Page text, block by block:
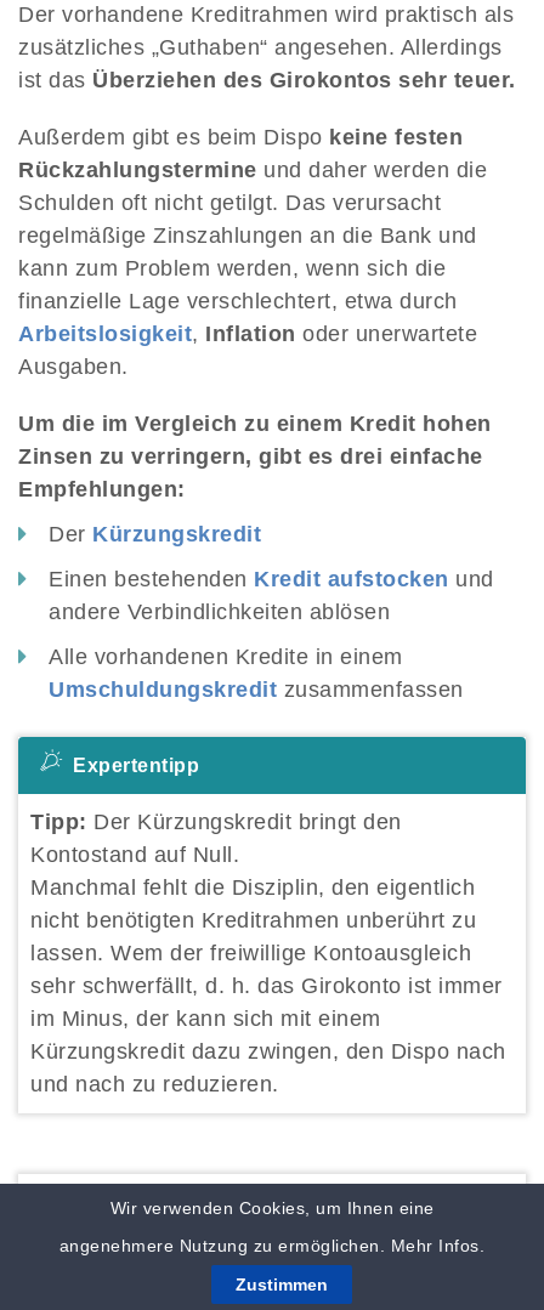
Der vorhandene Kreditrahmen wird praktisch als
zusätzliches „Guthaben“ angesehen. Allerdings
ist das Überziehen des Girokontos sehr teuer.
Außerdem gibt es beim Dispo keine festen
Rückzahlungstermine und daher werden die
Schulden oft nicht getilgt. Das verursacht
regelmäßige Zinszahlungen an die Bank und
kann zum Problem werden, wenn sich die
finanzielle Lage verschlechtert, etwa durch
Arbeitslosigkeit, Inflation oder unerwartete
Ausgaben.
Um die im Vergleich zu einem Kredit hohen
Zinsen zu verringern, gibt es drei einfache
Empfehlungen:
Der Kürzungskredit
Einen bestehenden Kredit aufstocken und
andere Verbindlichkeiten ablösen
Alle vorhandenen Kredite in einem
Umschuldungskredit zusammenfassen
Expertentipp
Tipp: Der Kürzungskredit bringt den
Kontostand auf Null.
Manchmal fehlt die Disziplin, den eigentlich
nicht benötigten Kreditrahmen unberührt zu
lassen. Wem der freiwillige Kontoausgleich
sehr schwerfällt, d. h. das Girokonto ist immer
im Minus, der kann sich mit einem
Kürzungskredit dazu zwingen, den Dispo nach
und nach zu reduzieren.
Alternative Kürzungskredit: Wer sein
Girokonto beispielsweise um 3.000 Euro
überzogen und somit den Dispokredit in
Wir verwenden Cookies, um Ihnen eine
angenehmere Nutzung zu ermöglichen. Mehr Infos.
Zustimmen